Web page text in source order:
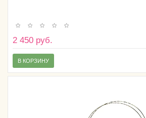
2 450 руб.
В КОРЗИНУ